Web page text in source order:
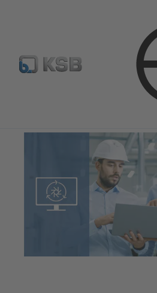
Programinė įranga ir praktinė patirtis
Eksploatacijos programinis